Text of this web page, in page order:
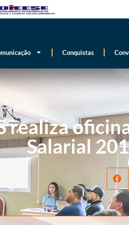
Conquistas
realiza
Salarial